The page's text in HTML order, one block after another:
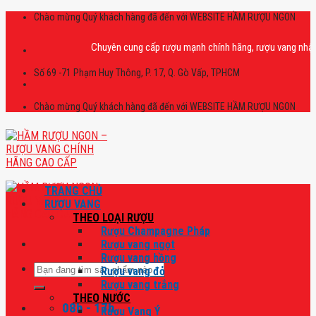
Skip
Chào mừng Quý khách hàng đã đến với WEBSITE HẦM RƯỢU NGON
Chuyên cung cấp rượu mạnh chính hãng, rượu vang nhập
Số 69 -71 Phạm Huy Thông, P. 17, Q. Gò Vấp, TPHCM
Chào mừng Quý khách hàng đã đến với WEBSITE HẦM RƯỢU NGON
Tìm
kiếm:
08h - 17h
TRANG CHỦ
RƯỢU VANG
THEO LOẠI RƯỢU
Rượu Champagne Pháp
Rượu vang ngọt
Rượu vang hồng
Rượu vang đỏ
Rượu vang trắng
THEO NƯỚC
Rượu Vang Ý